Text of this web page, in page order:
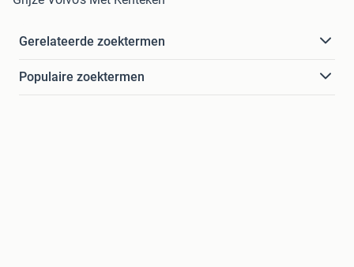
Gerelateerde zoektermen
Populaire zoektermen